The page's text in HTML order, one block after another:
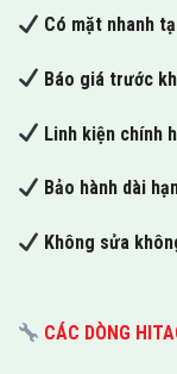
Có mặt nhanh
Báo giá trước
Linh kiện chính
Bảo hành dài
Không sửa
CÁC DÒNG